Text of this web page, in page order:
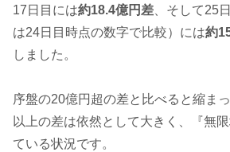
17日目には約18.4億円差 、そして25
は24日目時点の数字で比較）には約
しました。
序盤の20億円超の差と比べると縮ま
以上の差は依然として大きく、『無
ている状況です。